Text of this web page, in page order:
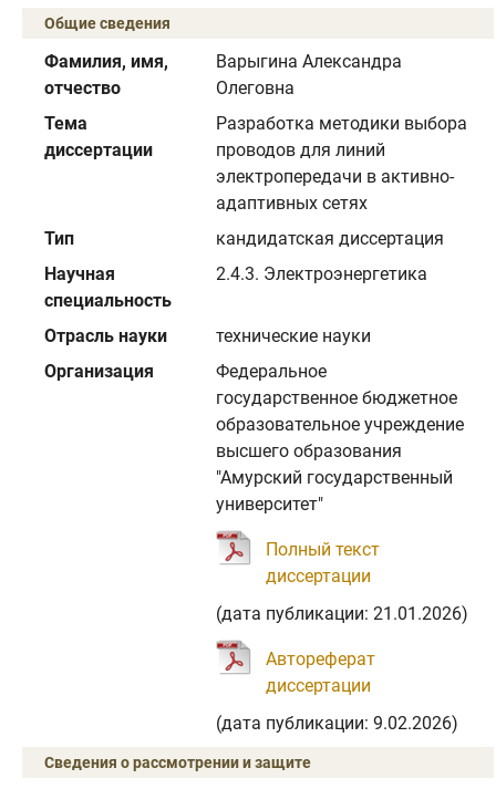
Общие сведения
Фамилия, имя,
отчество
Варыгина Александра
Олеговна
Тема
диссертации
Разработка методики выбора
проводов для линий
электропередачи в активно-
адаптивных сетях
Тип
кандидатская диссертация
Научная
специальность
2.4.3. Электроэнергетика
Отрасль науки
технические науки
Организация
Федеральное
государственное бюджетное
образовательное учреждение
высшего образования
"Амурский государственный
университет"
Полный текст
диссертации
(дата публикации: 21.01.2026)
Автореферат
диссертации
(дата публикации: 9.02.2026)
Сведения о рассмотрении и защите